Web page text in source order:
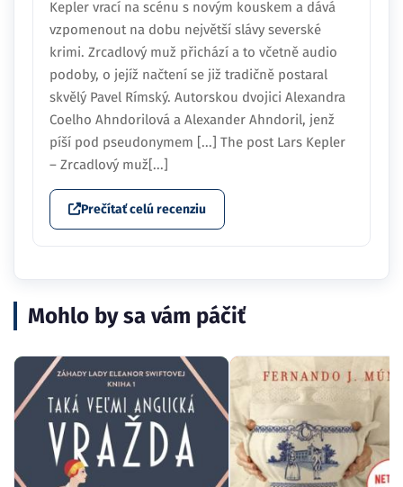
Kepler vrací na scénu s novým kouskem a dává
vzpomenout na dobu největší slávy severské
krimi. Zrcadlový muž přichází a to včetně audio
podoby, o jejíž načtení se již tradičně postaral
skvělý Pavel Rímský. Autorskou dvojici Alexandra
Coelho Ahndorilová a Alexander Ahndoril, jenž
píší pod pseudonymem [...] The post Lars Kepler
– Zrcadlový muž[...]
Prečítať celú recenziu
Mohlo by sa vám páčiť